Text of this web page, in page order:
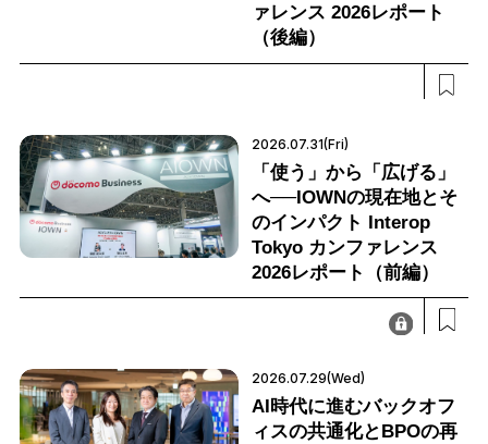
ァレンス 2026レポート
（後編）
2026.07.31(Fri)
「使う」から「広げる」
へ──IOWNの現在地とそ
のインパクト Interop
Tokyo カンファレンス
2026レポート（前編）
2026.07.29(Wed)
AI時代に進むバックオフ
ィスの共通化とBPOの再